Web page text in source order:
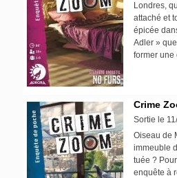
Londres,
attaché et
épicée
Adler »
former
Crime
Sortie le
Oiseau de
immeuble
tuée ?
enquête à